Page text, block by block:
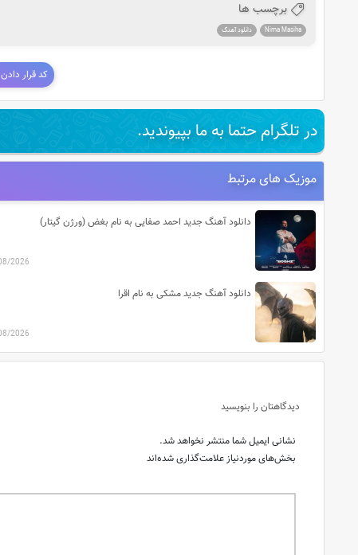
برچسب ها
Nima Masiha دانلود آهنگ
کد قرار
در تلگرام حتما به ما بپیوندید.
موزیک های مرتبط
دانلود آهنگ جدید احمد صفایی به نام بغض (ورژن گیتار)
2026
دانلود آهنگ جدید مشکی به نام اقرا
2026
دیدگاهتان را بنویسید
نشانی ایمیل شما منتشر نخواهد شد.
بخش‌های موردنیاز علامت‌گذاری شده‌اند